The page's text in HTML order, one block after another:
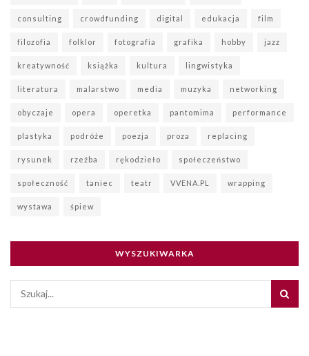
consulting crowdfunding digital edukacja film
filozofia folklor fotografia grafika hobby jazz
kreatywność książka kultura lingwistyka
literatura malarstwo media muzyka networking
obyczaje opera operetka pantomima performance
plastyka podróże poezja proza replacing
rysunek rzeźba rękodzieło społeczeństwo
społeczność taniec teatr VVENA.PL wrapping
wystawa śpiew
WYSZUKIWARKA